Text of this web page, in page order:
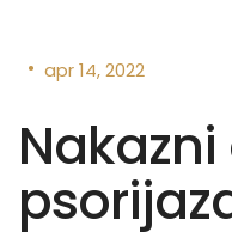
• apr 14, 2022